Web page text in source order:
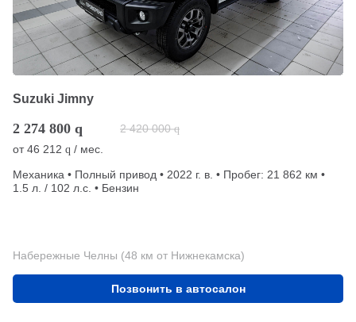
Suzuki Jimny
2 274 800 q 2 420 000 q
от46 212 q / мес.
Механика • Полный привод • 2022 г. в. • Пробег: 21 862 км •
1.5 л. / 102 л.с. • Бензин
Набережные Челны (48 км от Нижнекамска)
Позвонить в автосалон